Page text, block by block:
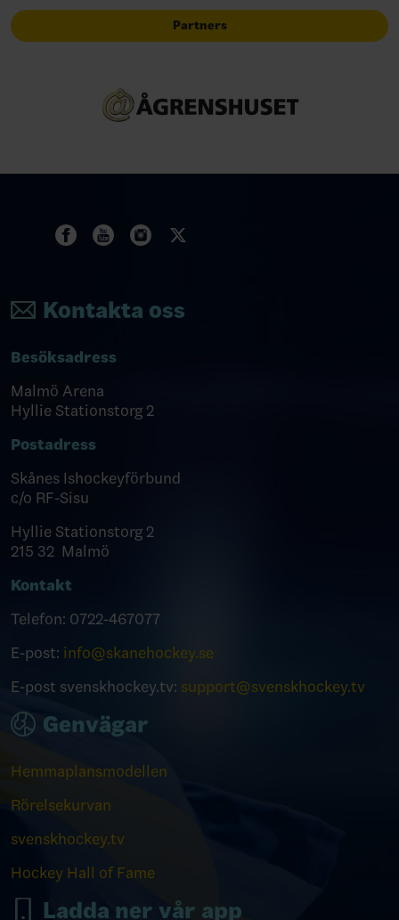
Partners
Kontakta oss
Besöksadress
Malmö Arena
Hyllie Stationstorg 2
Postadress
Skånes Ishockeyförbund
c/o RF-Sisu
Hyllie Stationstorg 2
215 32 Malmö
Kontakt
Telefon: 0722-467077
E-post: info@skanehockey.se
E-post svenskhockey.tv: support@svenskhockey.tv
Genvägar
Hemmaplansmodellen
Rörelsekurvan
svenskhockey.tv
Hockey Hall of Fame
Ladda ner vår app